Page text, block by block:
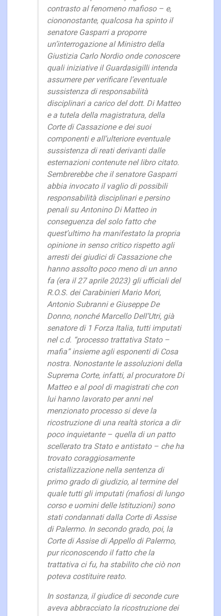
contrasto al fenomeno mafioso – e,
ciononostante, qualcosa ha spinto il
senatore Gasparri a proporre
un’interrogazione al Ministro della
Giustizia Carlo Nordio onde conoscere
quali iniziative il Guardasigilli intenda
assumere per verificare l’eventuale
sussistenza di responsabilità
disciplinari a carico del dott. Di Matteo
e a tutela della magistratura, della
Corte di Cassazione e dei suoi
componenti e all’ulteriore eventuale
sussistenza di reati derivanti dalle
esternazioni contenute nel libro citato.
Sembrerebbe che il senatore Gasparri
abbia invocato il vaglio di possibili
responsabilità disciplinari e persino
penali su Antonino Di Matteo in
conseguenza del solo fatto che
quest’ultimo ha manifestato la propria
opinione in senso critico rispetto agli
arresti dei giudici di Cassazione che
hanno assolto poco meno di un anno
fa (era il 27 aprile 2023) gli ufficiali del
R.O.S. dei Carabinieri Mario Mori,
Antonio Subranni e Giuseppe De
Donno, nonché Marcello Dell’Utri, già
senatore di 1 Forza Italia, tutti imputati
nel c.d. “processo trattativa Stato –
mafia” insieme agli esponenti di Cosa
nostra. Nonostante le assoluzioni della
Suprema Corte, infatti, al procuratore Di
Matteo e al pool di magistrati che con
lui hanno lavorato per anni nel
menzionato processo si deve la
ricostruzione di una realtà storica a dir
poco inquietante – quella di un patto
scellerato tra Stato e antistato – che ha
trovato coraggiosamente
cristallizzazione nella sentenza di
primo grado di giudizio, al termine del
quale tutti gli imputati (mafiosi di lungo
corso e uomini delle Istituzioni) sono
stati condannati dalla Corte di Assise
di Palermo. In secondo grado, poi, la
Corte di Assise di Appello di Palermo,
pur riconoscendo il fatto che la
trattativa ci fu, ha stabilito che ciò non
poteva costituire reato.
In sostanza, il giudice di seconde cure
aveva abbracciato la ricostruzione dei